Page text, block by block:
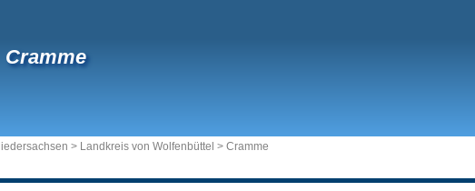
Cramme
> Landkreis von Wolfenbüttel > Cramme